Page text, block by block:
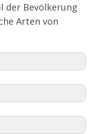
der Bevölkerung
Arten von